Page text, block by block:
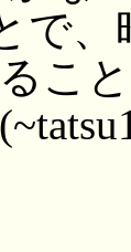
で
こ